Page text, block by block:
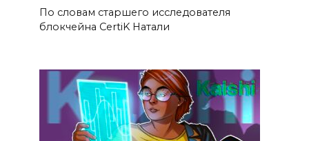
По словам старшего исследователя
блокчейна CertiK Натали